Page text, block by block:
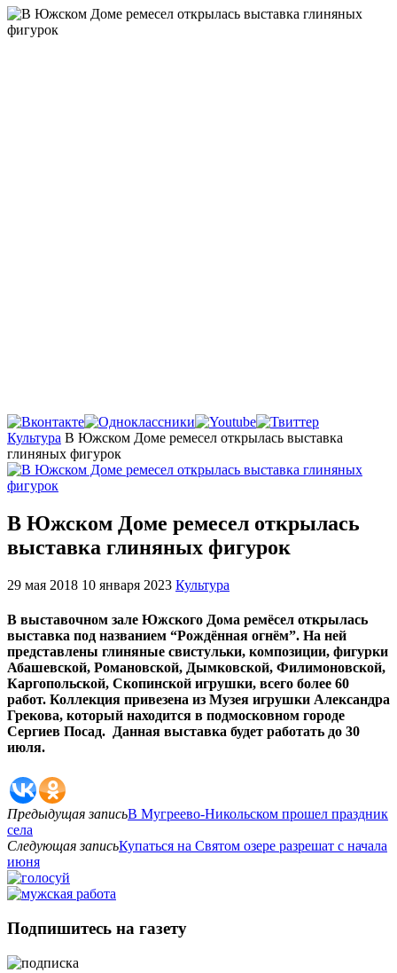
Главная
Культура В Южском Доме ремесел открылась выставка
глиняных фигурок
В Южском Доме ремесел открылась
выставка глиняных фигурок
29 мая 2018 10 января 2023 Культура
В выставочном зале Южского Дома ремёсел открылась
выставка под названием “Рождённая огнём”. На ней
представлены глиняные свистульки, композиции, фигурки
Абашевской, Романовской, Дымковской, Филимоновской,
Каргопольской, Скопинской игрушки, всего более 60
работ. Коллекция привезена из Музея игрушки Александра
Грекова, который находится в подмосковном городе
Сергиев Посад. Данная выставка будет работать до 30
июля.
Предыдущая записьВ Мугреево-Никольском прошел праздник
села
Следующая записьКупаться на Святом озере разрешат с начала
июня
Подпишитесь на газету